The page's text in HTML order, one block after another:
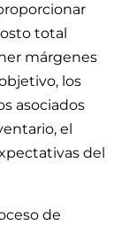
total
márgenes
los
asociados
el
del
de